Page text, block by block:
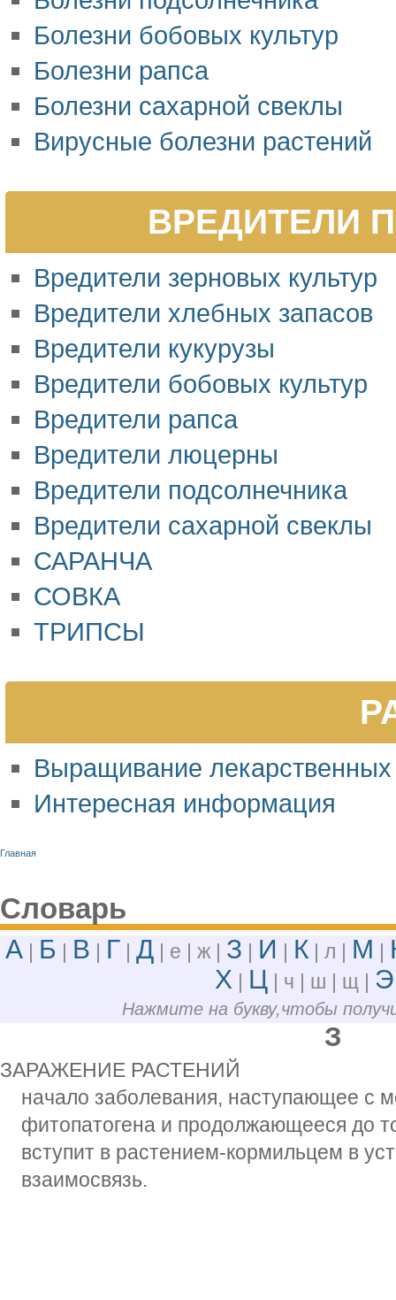
Болезни бобовых культур
Болезни рапса
Болезни сахарной свеклы
Вирусные болезни растений
ВРЕДИТЕЛИ
Вредители зерновых культур
Вредители хлебных запасов
Вредители кукурузы
Вредители бобовых культур
Вредители рапса
Вредители люцерны
Вредители подсолнечника
Вредители сахарной свеклы
САРАНЧА
СОВКА
ТРИПСЫ
Выращивание лекарственных
Интересная информация
Главная
Словарь
А| Б В Г Д| е | ж | З И К| л | М
Х
Ц| ч | ш | щ | Э
Нажмите на букву,чтобы
З
ЗАРАЖЕНИЕ РАСТЕНИЙ
начало заболевания, наступающее с
фитопатогена и продолжающееся до
вступит в растением-кормильцем в
взаимосвязь.